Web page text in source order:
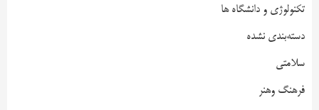
تکنولوژی و دانشگاه ها
دسته‌بندی نشده
سلامتی
فرهنگ وهنر